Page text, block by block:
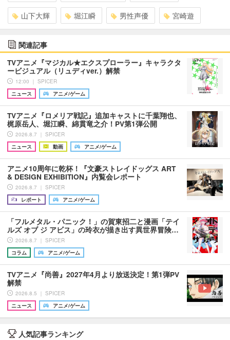
山下大輝 堀江瞬 男性声優 宮崎遊
関連記事
TVアニメ『マジカル★エクスプローラー』キャラクタ
ービジュアル（リュディver.）解禁
12:00 ｜ SPICER
ニュース
アニメ/ゲーム
TVアニメ『ロメリア戦記』追加キャストに千葉翔也、
梶原岳人、堀江瞬、綿貫竜之介！PV第1弾公開
2026.8.7 ｜ SPICER
ニュース
動画 アニメ/ゲーム
アニメ10周年に乾杯！『文豪ストレイドッグス ART
& DESIGN EXHIBITION』内覧会レポート
2026.8.7 ｜ SPICER
レポート
アニメ/ゲーム
「フルメタル・パニック！」の賀東招二と漫画「テイ
ルズ オブ ジ アビス」の玲衣が描き出す異世界冒険…
2026.8.7 ｜ SPICER
コラム
アニメ/ゲーム
TVアニメ『尚善』2027年4月より放送決定！第1弾PV
解禁
2026.8.5 ｜ SPICER
ニュース
アニメ/ゲーム
人気記事ランキング